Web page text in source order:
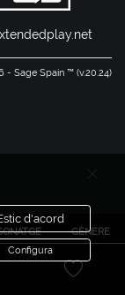
GÈNERE
- Sage Spain ™ (v.20.24)
d'acord
Configura